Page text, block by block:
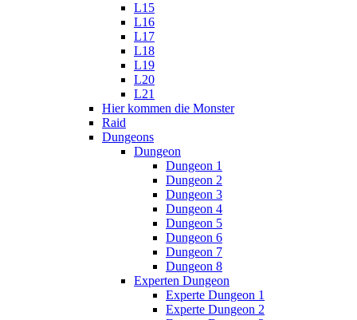
L15
L16
L17
L18
L19
L20
L21
Hier kommen die Monster
Raid
Dungeons
Dungeon
Dungeon 1
Dungeon 2
Dungeon 3
Dungeon 4
Dungeon 5
Dungeon 6
Dungeon 7
Dungeon 8
Experten Dungeon
Experte Dungeon 1
Experte Dungeon 2